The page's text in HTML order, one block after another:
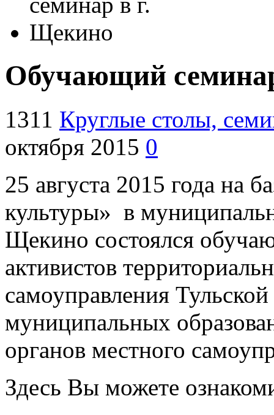
Обучающий
1311 Круглые столы,
октября 2015 0
25 августа 2015 года на
культуры» в
Щекино состоялся
активистов
самоуправления Тульской
муниципальных
органов местного
Здесь Вы можете